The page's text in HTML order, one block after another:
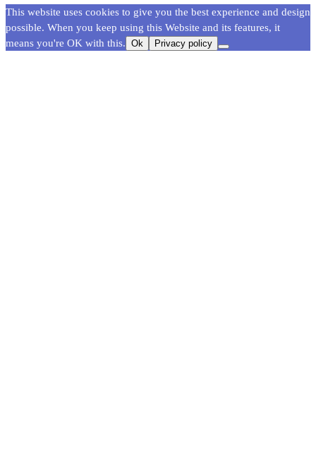
This website uses cookies to give you the best experience and design
possible. When you keep using this Website and its features, it
means you're OK with this. Ok Privacy policy